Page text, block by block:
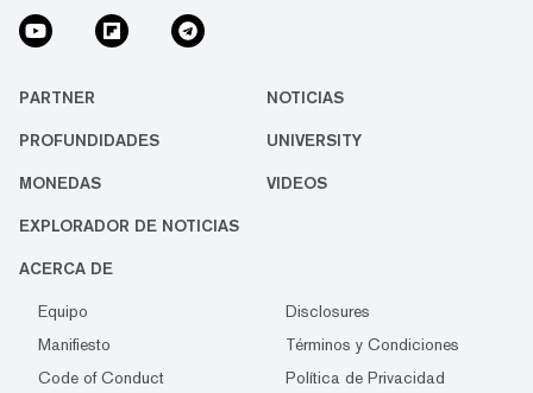
PARTNER NOTICIAS
PROFUNDIDADES UNIVERSITY
MONEDAS VIDEOS
EXPLORADOR DE NOTICIAS
ACERCA DE
Equipo
Disclosures
Manifiesto
Términos y Condiciones
Code of Conduct
Política de Privacidad